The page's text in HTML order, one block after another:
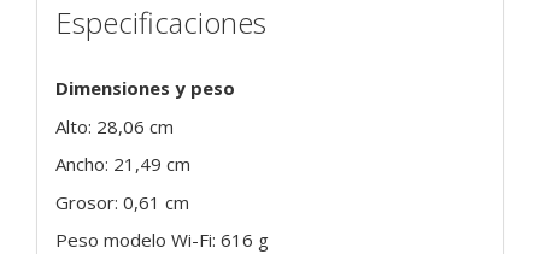
Especificaciones
Dimensiones y peso
Alto: 28,06 cm
Ancho: 21,49 cm
Grosor: 0,61 cm
Peso modelo Wi-Fi: 616 g